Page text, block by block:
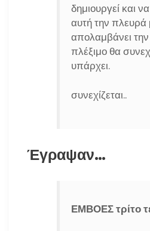
δημιουργεί και
αυτή την
απολαμβάνει
πλέξιμο θα
υπάρχει.
συνεχίζεται..
Έγραψαν…
ΕΜΒΟΕΣ τρίτο